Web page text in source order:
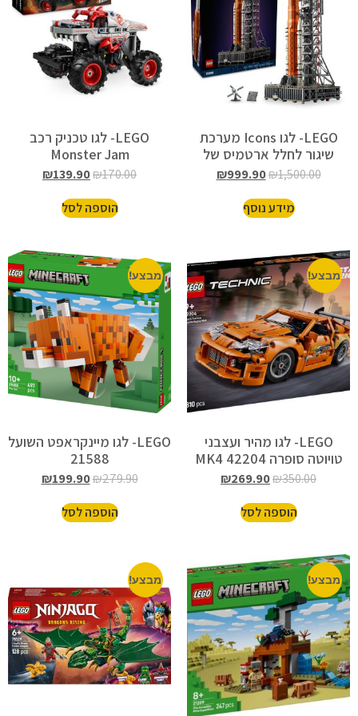
LEGO- לגו Icons מערכת
שיגור לחלל ארטמיס של
נאס”א 10341
₪1,500.00
₪999.90
מידע נוסף
LEGO- לגו טכניק רכב
Monster Jam
ThunderROARus עם מנגנון
₪170.00
₪139.90
הוספה לסל
מבצע!
LEGO- לגו מהיר ועצבני
טויוטה סופרה MK4 42204
₪350.00
₪269.90
הוספה לסל
מבצע!
LEGO- לגו מיינקראפט השועל
21588
₪279.90
₪199.90
הוספה לסל
מבצע! מבצע!